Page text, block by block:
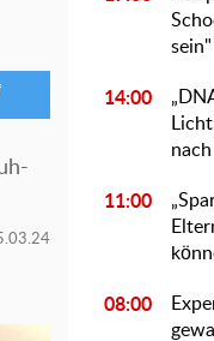
sein"
14:00
11:00
08:00